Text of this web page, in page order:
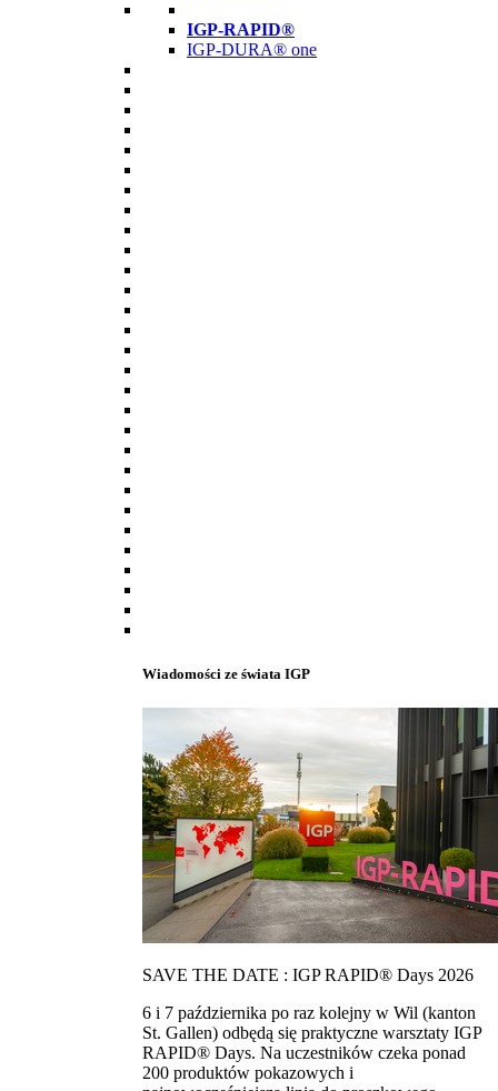
IGP-RAPID®
IGP-DURA® one
Wiadomości ze świata IGP
SAVE THE DATE : IGP RAPID® Days 2026
6 i 7 października po raz kolejny w Wil (kanton
St. Gallen) odbędą się praktyczne warsztaty IGP
RAPID® Days. Na uczestników czeka ponad
200 produktów pokazowych i